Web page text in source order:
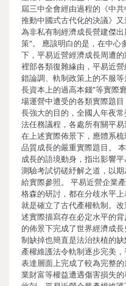
屆三中全會經由過程的《中
推動中國式古代化的決議》
為非私有制經濟成長營建傑
策”。 應該明白的是，在中
下，平易近營經濟成長周遭
裡部各類復雜緣由，平易近
錯論調、軌制政策上的不服
長資本上的過高本錢”等實際
場運營中遭受的各類實際題
長強大的目的，全國人年夜
法任務議程，各處所有關平易
在上述實際佈景下，應體系
品質成長的嚴重實際題目。
成長的語境動身，指出影響
測驗考試切磋紓解之道，以
給實際參照。 平易近營企業
格森的研討，都在分歧水平
就是確立了古代產權軌制。
述實際描寫存在必定水平的
的佈景下完成了世界經濟成
制缺掉也簡直是法治扶植的
產權維護法令軌制逐步完美
表達層面上完成了較為完整
業財富等權益遭遇傷害損失